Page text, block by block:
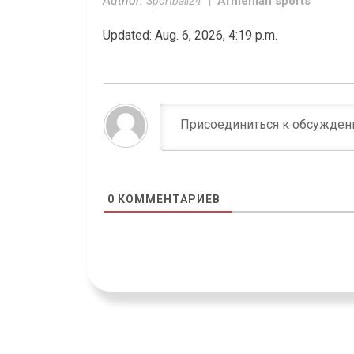
Updated: Aug. 6, 2026, 4:19 p.m.
0 КОММЕНТАРИЕВ